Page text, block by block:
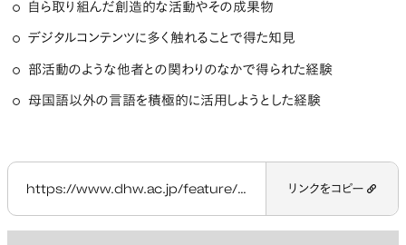
自ら取り組んだ創造的な活動やその成果物
デジタルコンテンツに多く触れることで得た知見
部活動のような他者との関わりのなかで得られた経験
母国語以外の言語を積極的に活用しようとした経験
https://www.dhw.ac.jp/feature/policy/admission_policy/ リンクをコピー